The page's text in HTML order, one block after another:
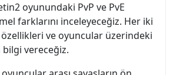
oyunundaki PvP ve PvE
farklarını inceleyeceğiz. Her iki
ve oyuncular üzerindeki
vereceğiz.